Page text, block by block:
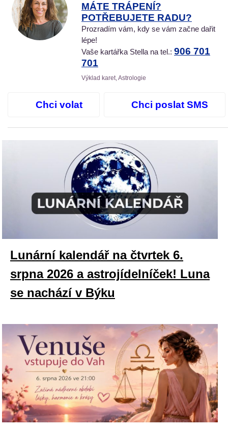
MÁTE TRÁPENÍ?
POTŘEBUJETE RADU?
Prozradím vám, kdy se vám začne dařit
lépe!
Vaše kartářka Stella na tel.: 906 701
701
Výklad karet, Astrologie
Chci volat Chci poslat SMS
Lunární kalendář na čtvrtek 6.
srpna 2026 a astrojídelníček! Luna
se nachází v Býku